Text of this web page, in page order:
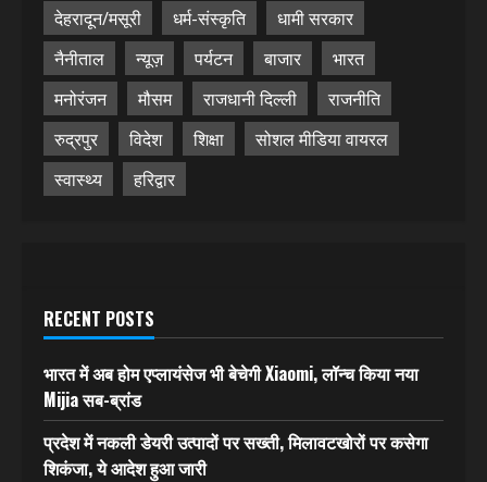
देहरादून/मसूरी
धर्म-संस्कृति
धामी सरकार
नैनीताल
न्यूज़ पर्यटन बाजार
भारत
मनोरंजन
मौसम राजधानी दिल्ली
राजनीति
रुद्रपुर
विदेश शिक्षा
सोशल मीडिया वायरल
स्वास्थ्य
हरिद्वार
RECENT POSTS
भारत में अब होम एप्लायंसेज भी बेचेगी Xiaomi, लॉन्च किया नया
Mijia सब-ब्रांड
प्रदेश में नकली डेयरी उत्पादों पर सख्ती, मिलावटखोरों पर कसेगा
शिकंजा, ये आदेश हुआ जारी